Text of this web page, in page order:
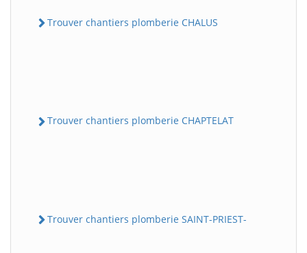
Trouver chantiers plomberie CHALUS
Trouver chantiers plomberie CHAPTELAT
Trouver chantiers plomberie SAINT-PRIEST-